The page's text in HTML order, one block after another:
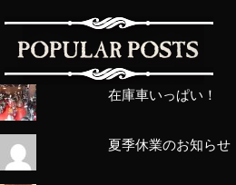
在庫車いっぱい！
夏季休業のお知らせ